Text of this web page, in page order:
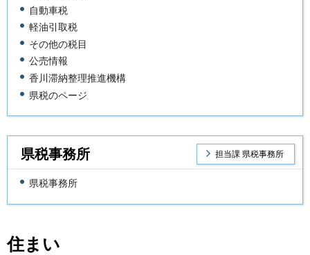
自動車税
軽油引取税
その他の税目
公売情報
香川滞納整理推進機構
県税のページ
県税事務所 担当課 県税事務所
県税事務所
住まい